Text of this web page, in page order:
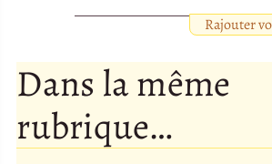
Rajouter
Dans la même
rubrique…